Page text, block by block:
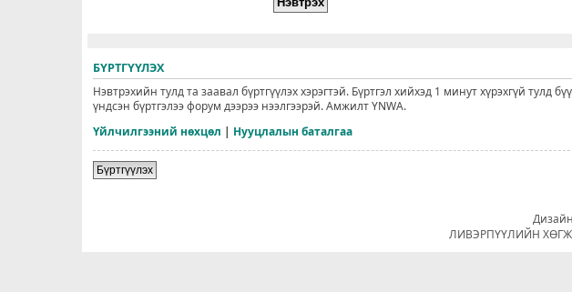
БҮРТГҮҮЛЭХ
Нэвтрэхийн тулд та заавал бүртгүүлэх хэрэгтэй. Бүртгэл хийхэд 1 минут хүрэхгүй
үндсэн бүртгэлээ форум дээрээ нээлгээрэй. Амжилт YNWA.
Үйлчилгээний нөхцөл | Нууцлалын баталгаа
Бүртгүүлэх
ЛИВЭРПҮҮЛИЙН